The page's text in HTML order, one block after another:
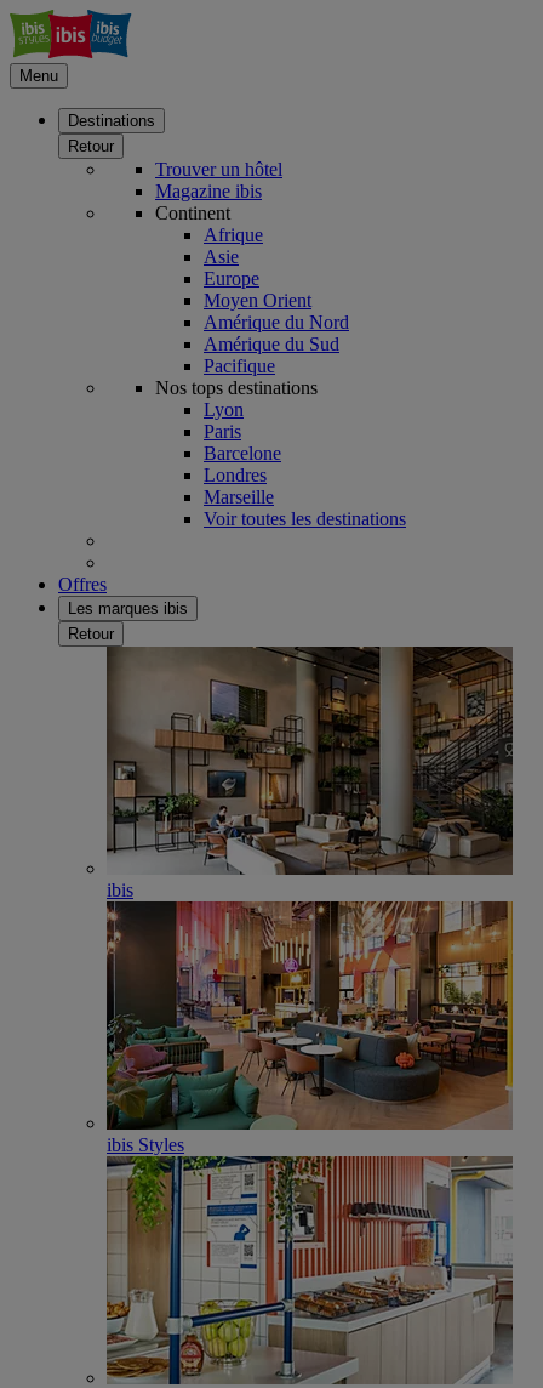
Menu
Destinations
Retour
Trouver un hôtel
Magazine ibis
Continent
Afrique
Asie
Europe
Moyen Orient
Amérique du Nord
Amérique du Sud
Pacifique
Nos tops destinations
Lyon
Paris
Barcelone
Londres
Marseille
Voir toutes les destinations
Offres
Les marques ibis
Retour
ibis
ibis Styles